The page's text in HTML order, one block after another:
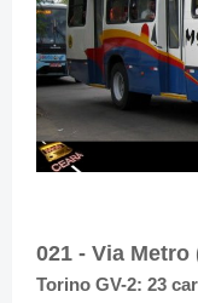
021 - Via Metro
Torino GV-2: 23